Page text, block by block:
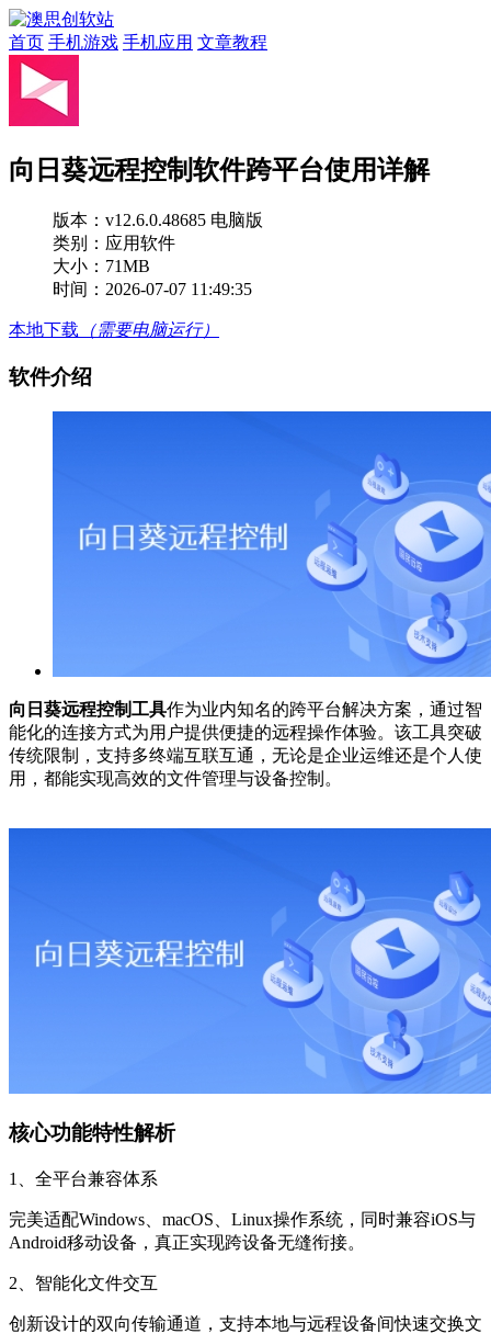
首页 手机游戏 手机应用 文章教程
向日葵远程控制软件跨平台使用详解
版本： v12.6.0.48685 电脑版
类别：应用软件
大小：71MB
时间：2026-07-07 11:49:35
本地下载 （需要电脑运行）
软件介绍
向日葵远程控制工具作为业内知名的跨平台解决方案，通过智
能化的连接方式为用户提供便捷的远程操作体验。该工具突破
传统限制，支持多终端互联互通，无论是企业运维还是个人使
用，都能实现高效的文件管理与设备控制。
核心功能特性解析
1、全平台兼容体系
完美适配Windows、macOS、Linux操作系统，同时兼容iOS与
Android移动设备，真正实现跨设备无缝衔接。
2、智能化文件交互
创新设计的双向传输通道，支持本地与远程设备间快速交换文